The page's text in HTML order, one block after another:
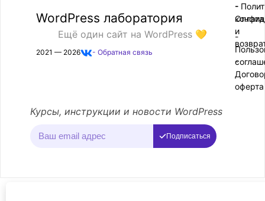
WordPress лаборатория
Ещё один сайт на WordPress 💛
2021 — 2026 - Обратная связь
-
-
-
Оплата
и
-
оферта
Курсы, инструкции и новости WordPress
Подписаться